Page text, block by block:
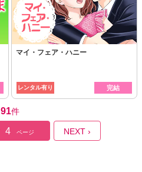
マイ・フェア・ハニー
レンタル有り 完結
91件
4 ページ NEXT ›